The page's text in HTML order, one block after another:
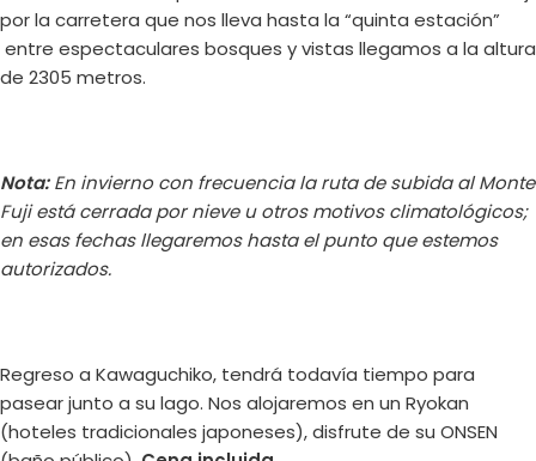
por la carretera que nos lleva hasta la “quinta estación”
entre espectaculares bosques y vistas llegamos a la altura
de 2305 metros.
Nota:En invierno con frecuencia la ruta de subida al Monte
Fuji está cerrada por nieve u otros motivos climatológicos;
en esas fechas llegaremos hasta el punto que estemos
autorizados.
Regreso a Kawaguchiko, tendrá todavía tiempo para
pasear junto a su lago. Nos alojaremos en un Ryokan
(hoteles tradicionales japoneses), disfrute de su ONSEN